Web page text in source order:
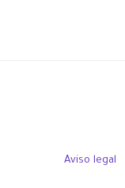
Aviso legal